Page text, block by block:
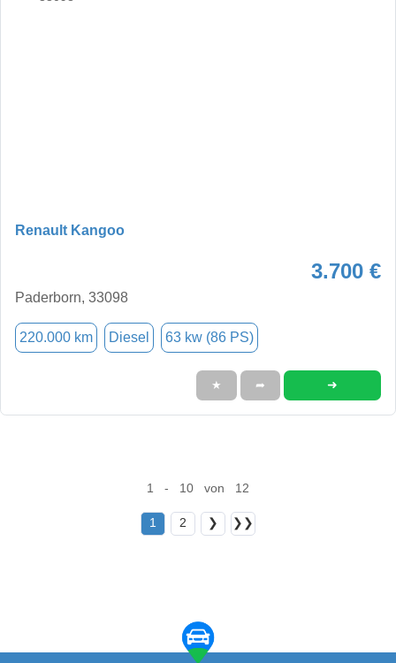
Renault Kangoo
3.700 €
Paderborn, 33098
220.000 km Diesel 63 kw (86 PS)
★ ➦ ➜
1 - 10 von 12
1 2 ❯ ❯❯